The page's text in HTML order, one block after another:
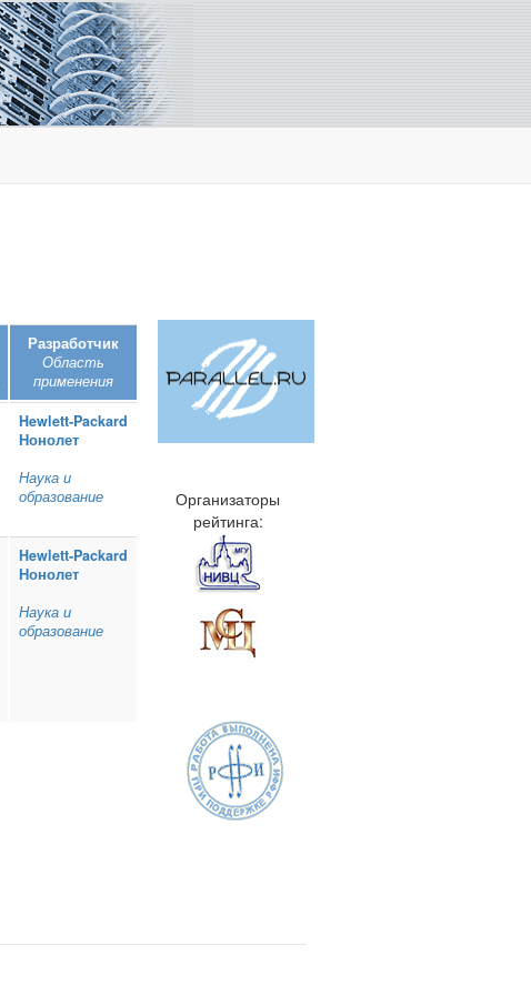
Разработчик
Область
применения
Hewlett‑Packard
Нонолет
Наука и
образование
Hewlett‑Packard
Нонолет
Наука и
образование
Организаторы
рейтинга: